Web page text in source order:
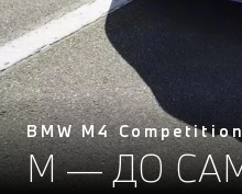
BMW M4
М — ДО